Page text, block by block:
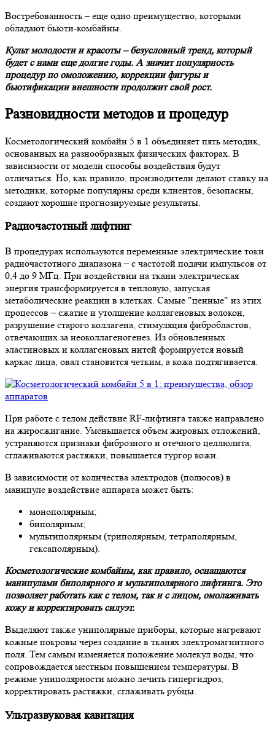
Востребованность – еще одно преимущество, которыми
обладают бьюти-комбайны.
Культ молодости и красоты – безусловный тренд, который
будет с нами еще долгие годы. А значит популярность
процедур по омоложению, коррекции фигуры и
бьютификации внешности продолжит свой рост.
Разновидности методов и процедур
Косметологический комбайн 5 в 1 объединяет пять методик,
основанных на разнообразных физических факторах. В
зависимости от модели способы воздействия будут
отличаться. Но, как правило, производители делают ставку на
методики, которые популярны среди клиентов, безопасны,
создают хорошие прогнозируемые результаты.
Радиочастотный лифтинг
В процедурах используются переменные электрические токи
радиочастотного диапазона – с частотой подачи импульсов от
0,4 до 9 МГц. При воздействии на ткани электрическая
энергия трансформируется в тепловую, запуская
метаболические реакции в клетках. Самые "ценные" из этих
процессов – сжатие и утолщение коллагеновых волокон,
разрушение старого коллагена, стимуляция фибробластов,
отвечающих за неоколлагеногенез. Из обновленных
эластиновых и коллагеновых нитей формируется новый
каркас лица, овал становится четким, а кожа подтягивается.
При работе с телом действие RF-лифтинга также направлено
на жиросжигание. Уменьшается объем жировых отложений,
устраняются признаки фиброзного и отечного целлюлита,
сглаживаются растяжки, повышается тургор кожи.
В зависимости от количества электродов (полюсов) в
манипуле воздействие аппарата может быть:
монополярным;
биполярным;
мультиполярным (триполярным, тетраполярным,
гексаполярным).
Косметологические комбайны, как правило, оснащаются
манипулами биполярного и мультиполярного лифтинга. Это
позволяет работать как с телом, так и с лицом, омолаживать
кожу и корректировать силуэт.
Выделяют также униполярные приборы, которые нагревают
кожные покровы через создание в тканях электромагнитного
поля. Тем самым изменяется положение молекул воды, что
сопровождается местным повышением температуры. В
режиме униполярности можно лечить гипергидроз,
корректировать растяжки, сглаживать рубцы.
Ультразвуковая кавитация